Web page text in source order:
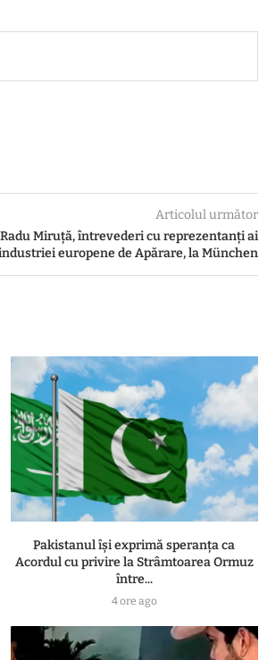
Articolul următor
Miruţă, întrevederi cu reprezentanţi ai
europene de Apărare, la München
Pakistanul îşi exprimă speranţa ca
Acordul cu privire la Strâmtoarea Ormuz
între...
4 ore ago